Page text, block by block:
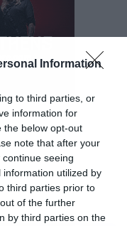
Information
to third parties, or
information for
the below opt-out
note that after your
seeing
utilized by
third parties prior to
of the further
by third parties on the
ελληνικού
πωλήσεις με τις
της περιοδείας
πωλήσεις
Αυτό
του ελληνικού